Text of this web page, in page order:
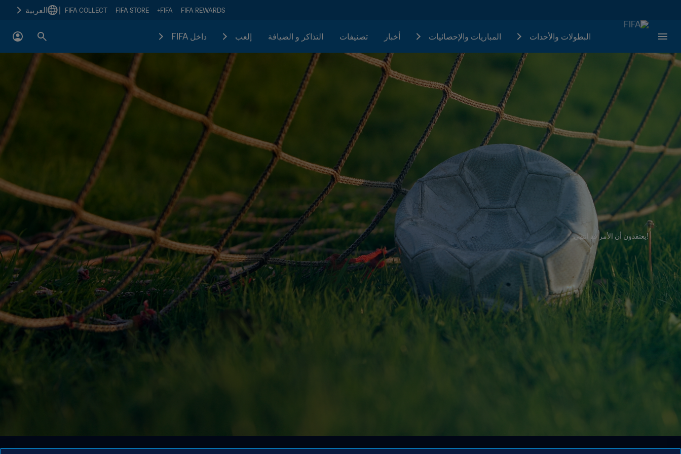
FIFA REWARDS
FIFA+
FIFA STORE
FIFA COLLECT العربية
البطولات والأحدات المباريات والإحصائيات أخبار تصنيفات التذاكر و الضيافة إلعب داخل FIFA
!يعتقدون أن الأمر قد انتهى